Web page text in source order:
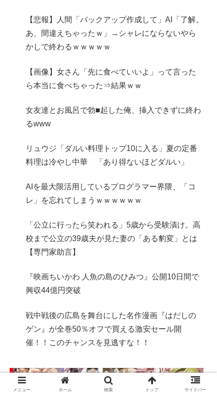
【悲報】人間「バックアップ作成して」AI「了解。
あ、間違えちゃったｗ」→シャレにならないやら
かしで終わるｗｗｗｗｗ
【画像】女さん「先に食べていいよ」って言った
ら本当に食べちゃった⇒結果ｗｗ
女友達とお風呂で勃■起した俺、挿入できずに終わ
るwww
リュウジ「ダルい料理トップ10に入る」夏の定番
料理は冷やし中華 「あり得ないほどダルい」
AIを最大限活用しているプログラマー界隈、「コ
レ」を忘れてしまうｗｗｗｗｗｗ
「公立に行ったら笑われる」5歳から受験漬け。高
校まで公立の39歳夫が見た妻の「ある豹変」とは
【専門家助言】
『映画ちいかわ 人魚の島のひみつ』公開10日間で
興収44億円突破
戦中戦後の広島を舞台にした名作漫画『はだしの
ゲン』が全巻50％オフで買える激安セール開
催！！このチャンスを見逃すな！！
メニュー ホーム 検索 トップ サイドバー